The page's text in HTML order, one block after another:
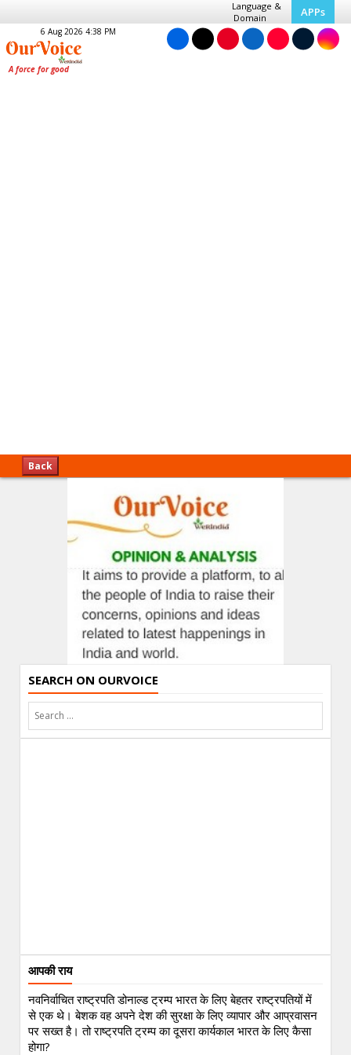
Language &
Domain
APPs
6 Aug 2026 4:38 PM
Back
SEARCH ON OURVOICE
आपकी राय
नवनिर्वाचित राष्ट्रपति डोनाल्ड ट्रम्प भारत के लिए बेहतर राष्ट्रपतियों में
से एक थे। बेशक वह अपने देश की सुरक्षा के लिए व्यापार और आप्रवासन
पर सख्त है। तो राष्ट्रपति ट्रम्प का दूसरा कार्यकाल भारत के लिए कैसा
होगा?